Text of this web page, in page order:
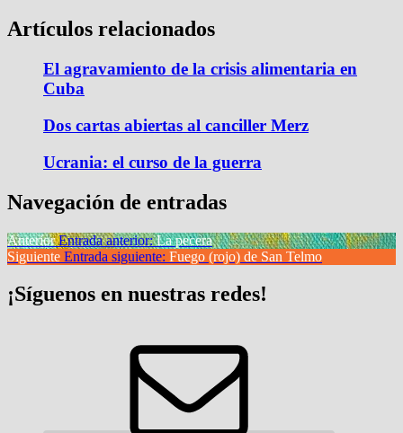
Artículos relacionados
El agravamiento de la crisis alimentaria en
Cuba
Dos cartas abiertas al canciller Merz
Ucrania: el curso de la guerra
Navegación de entradas
Anterior Entrada anterior: La pecera
Siguiente Entrada siguiente: Fuego (rojo) de San Telmo
¡Síguenos en nuestras redes!